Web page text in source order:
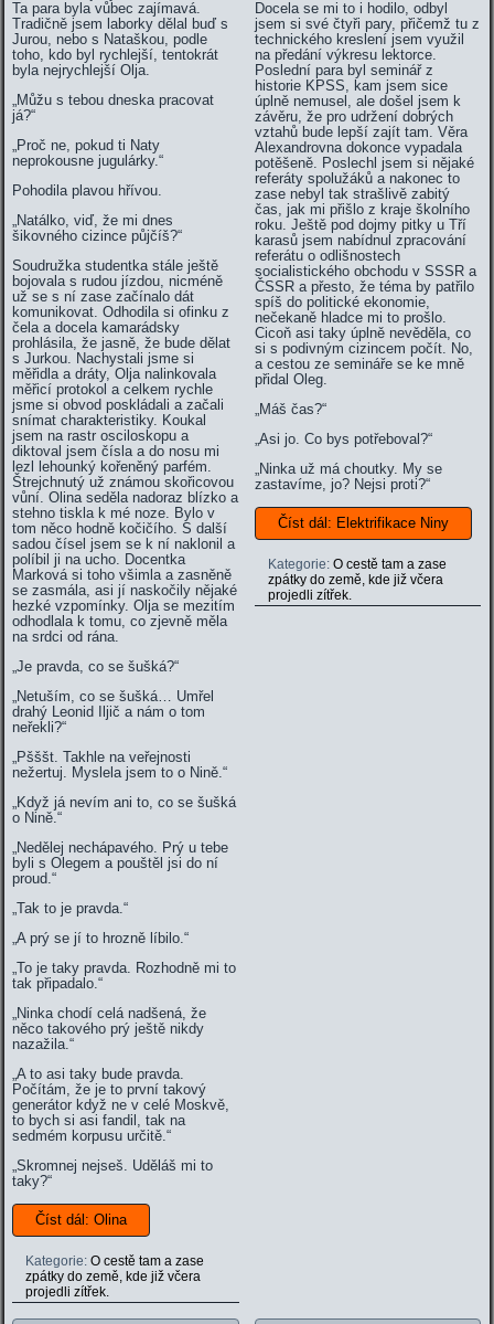
Ta para byla vůbec zajímavá.
Tradičně jsem laborky dělal buď s
Jurou, nebo s Nataškou, podle
toho, kdo byl rychlejší, tentokrát
byla nejrychlejší Olja.
„Můžu s tebou dneska pracovat
já?“
„Proč ne, pokud ti Naty
neprokousne jugulárky.“
Pohodila plavou hřívou.
„Natálko, viď, že mi dnes
šikovného cizince půjčíš?“
Soudružka studentka stále ještě
bojovala s rudou jízdou, nicméně
už se s ní zase začínalo dát
komunikovat. Odhodila si ofinku z
čela a docela kamarádsky
prohlásila, že jasně, že bude dělat
s Jurkou. Nachystali jsme si
měřidla a dráty, Olja nalinkovala
měřicí protokol a celkem rychle
jsme si obvod poskládali a začali
snímat charakteristiky. Koukal
jsem na rastr osciloskopu a
diktoval jsem čísla a do nosu mi
lezl lehounký kořeněný parfém.
Štrejchnutý už známou skořicovou
vůní. Olina seděla nadoraz blízko a
stehno tiskla k mé noze. Bylo v
tom něco hodně kočičího. S další
sadou čísel jsem se k ní naklonil a
políbil ji na ucho. Docentka
Marková si toho všimla a zasněně
se zasmála, asi jí naskočily nějaké
hezké vzpomínky. Olja se mezitím
odhodlala k tomu, co zjevně měla
na srdci od rána.
„Je pravda, co se šušká?“
„Netuším, co se šušká… Umřel
drahý Leonid Iljič a nám o tom
neřekli?“
„Pšššt. Takhle na veřejnosti
nežertuj. Myslela jsem to o Nině.“
„Když já nevím ani to, co se šušká
o Nině.“
„Nedělej nechápavého. Prý u tebe
byli s Olegem a pouštěl jsi do ní
proud.“
„Tak to je pravda.“
„A prý se jí to hrozně líbilo.“
„To je taky pravda. Rozhodně mi to
tak připadalo.“
„Ninka chodí celá nadšená, že
něco takového prý ještě nikdy
nazažila.“
„A to asi taky bude pravda.
Počítám, že je to první takový
generátor když ne v celé Moskvě,
to bych si asi fandil, tak na
sedmém korpusu určitě.“
„Skromnej nejseš. Uděláš mi to
taky?“
Číst dál: Olina
Kategorie:O cestě tam a zase
zpátky do země, kde již včera
projedli zítřek.
Docela se mi to i hodilo, odbyl
jsem si své čtyři pary, přičemž tu z
technického kreslení jsem využil
na předání výkresu lektorce.
Poslední para byl seminář z
historie KPSS, kam jsem sice
úplně nemusel, ale došel jsem k
závěru, že pro udržení dobrých
vztahů bude lepší zajít tam. Věra
Alexandrovna dokonce vypadala
potěšeně. Poslechl jsem si nějaké
referáty spolužáků a nakonec to
zase nebyl tak strašlivě zabitý
čas, jak mi přišlo z kraje školního
roku. Ještě pod dojmy pitky u Tří
karasů jsem nabídnul zpracování
referátu o odlišnostech
socialistického obchodu v SSSR a
ČSSR a přesto, že téma by patřilo
spíš do politické ekonomie,
nečekaně hladce mi to prošlo.
Cicoň asi taky úplně nevěděla, co
si s podivným cizincem počít. No,
a cestou ze semináře se ke mně
přidal Oleg.
„Máš čas?“
„Asi jo. Co bys potřeboval?“
„Ninka už má choutky. My se
zastavíme, jo? Nejsi proti?“
Číst dál: Elektrifikace Niny
Kategorie: O cestě tam a zase
zpátky do země, kde již včera
projedli zítřek.